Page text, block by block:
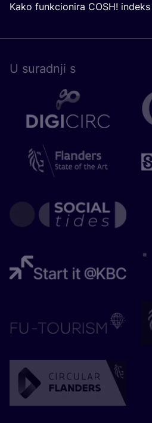
Kako funkcionira COSH!
U surad­nji s